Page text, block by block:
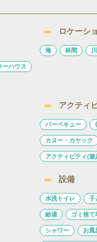
ーハウス
ロケーシ
海 林間 川
アクティ
バーベキュー
カヌー・カヤック
アクティビティ(
設備
水洗トイレ 子
給湯 ゴミ捨て
シャワー お風